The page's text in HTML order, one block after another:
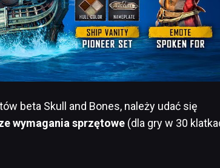
beta Skull and Bones, należy udać się
wymagania sprzętowe (dla gry w 30